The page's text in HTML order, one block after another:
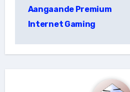
Aangaande Premium
Internet Gaming